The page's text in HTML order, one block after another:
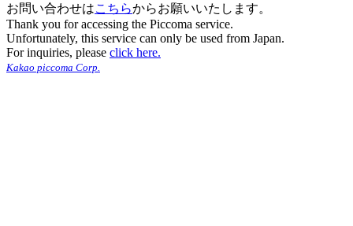
お問い合わせはこちらからお願いいたします。
Thank you for accessing the Piccoma service.
Unfortunately, this service can only be used from Japan.
For inquiries, please click here.
Kakao piccoma Corp.